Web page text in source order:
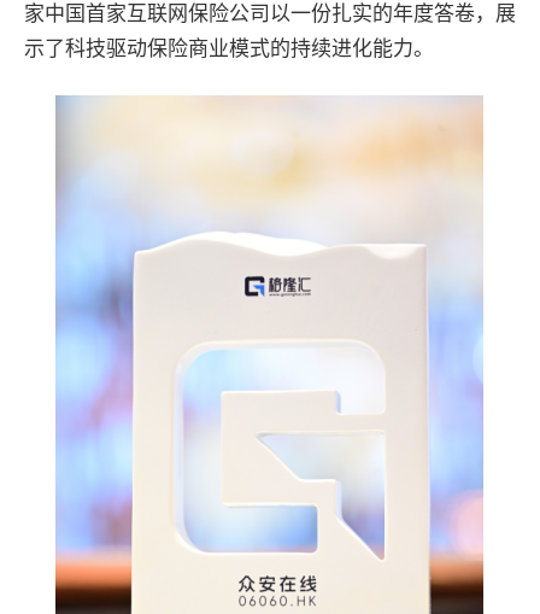
家中国首家互联网保险公司以一份扎实的年度答卷，展
示了科技驱动保险商业模式的持续进化能力。